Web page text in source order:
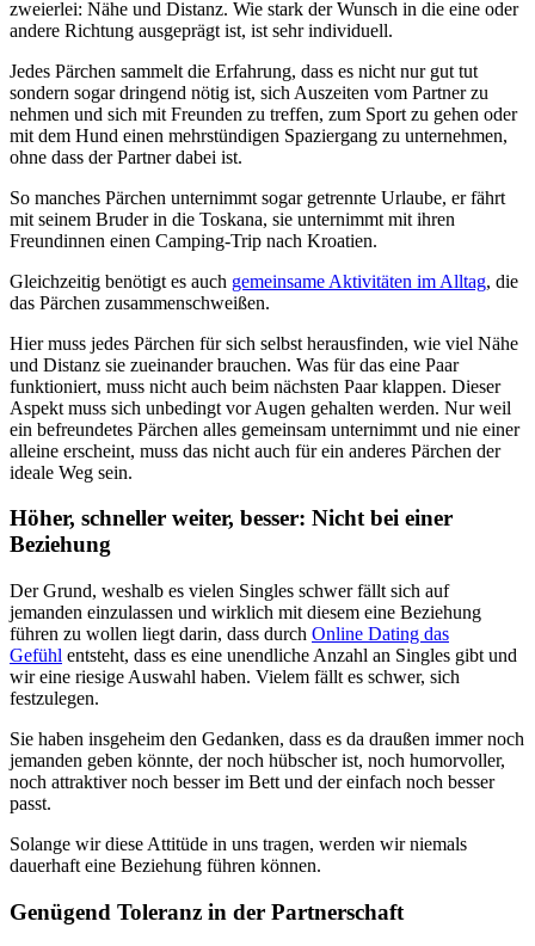
zweierlei: Nähe und Distanz. Wie stark der Wunsch in die eine oder
andere Richtung ausgeprägt ist, ist sehr individuell.
Jedes Pärchen sammelt die Erfahrung, dass es nicht nur gut tut
sondern sogar dringend nötig ist, sich Auszeiten vom Partner zu
nehmen und sich mit Freunden zu treffen, zum Sport zu gehen oder
mit dem Hund einen mehrstündigen Spaziergang zu unternehmen,
ohne dass der Partner dabei ist.
So manches Pärchen unternimmt sogar getrennte Urlaube, er fährt
mit seinem Bruder in die Toskana, sie unternimmt mit ihren
Freundinnen einen Camping-Trip nach Kroatien.
Gleichzeitig benötigt es auch gemeinsame Aktivitäten im Alltag, die
das Pärchen zusammenschweißen.
Hier muss jedes Pärchen für sich selbst herausfinden, wie viel Nähe
und Distanz sie zueinander brauchen. Was für das eine Paar
funktioniert, muss nicht auch beim nächsten Paar klappen. Dieser
Aspekt muss sich unbedingt vor Augen gehalten werden. Nur weil
ein befreundetes Pärchen alles gemeinsam unternimmt und nie einer
alleine erscheint, muss das nicht auch für ein anderes Pärchen der
ideale Weg sein.
Höher, schneller weiter, besser: Nicht bei einer
Beziehung
Der Grund, weshalb es vielen Singles schwer fällt sich auf
jemanden einzulassen und wirklich mit diesem eine Beziehung
führen zu wollen liegt darin, dass durch Online Dating das
Gefühl entsteht, dass es eine unendliche Anzahl an Singles gibt und
wir eine riesige Auswahl haben. Vielem fällt es schwer, sich
festzulegen.
Sie haben insgeheim den Gedanken, dass es da draußen immer noch
jemanden geben könnte, der noch hübscher ist, noch humorvoller,
noch attraktiver noch besser im Bett und der einfach noch besser
passt.
Solange wir diese Attitüde in uns tragen, werden wir niemals
dauerhaft eine Beziehung führen können.
Genügend Toleranz in der Partnerschaft